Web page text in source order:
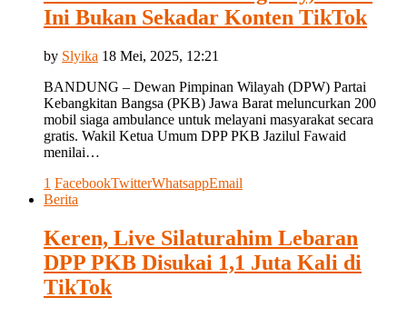
Ini Bukan Sekadar Konten TikTok
by Slyika 18 Mei, 2025, 12:21
BANDUNG – Dewan Pimpinan Wilayah (DPW) Partai
Kebangkitan Bangsa (PKB) Jawa Barat meluncurkan 200
mobil siaga ambulance untuk melayani masyarakat secara
gratis. Wakil Ketua Umum DPP PKB Jazilul Fawaid
menilai…
1 FacebookTwitterWhatsappEmail
Berita
Keren, Live Silaturahim Lebaran
DPP PKB Disukai 1,1 Juta Kali di
TikTok